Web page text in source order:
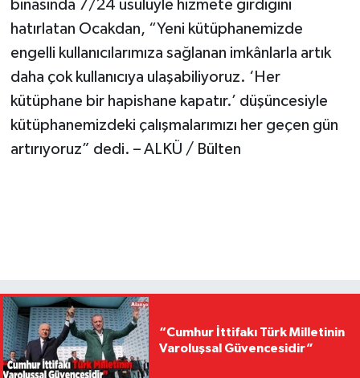
binasında 7/24 usulüyle hizmete girdiğini
hatırlatan Ocakdan, “Yeni kütüphanemizde
engelli kullanıcılarımıza sağlanan imkânlarla artık
daha çok kullanıcıya ulaşabiliyoruz. ‘Her
kütüphane bir hapishane kapatır.’ düşüncesiyle
kütüphanemizdeki çalışmalarımızı her geçen gün
artırıyoruz” dedi. – ALKÜ / Bülten
“Cumhur İttifakı Türk Milletinin
Varoluşsal Güvencesidir”